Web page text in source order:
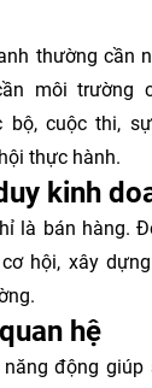
thường cần
môi trường
bộ, cuộc thi,
thực hành.
kinh
là bán hàng.
hội, xây
hệ
động giúp